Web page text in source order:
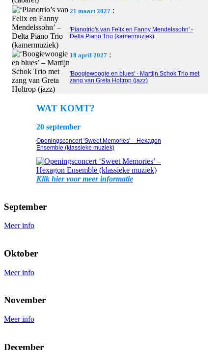
21 maart 2027 :
'Pianotrio's van Felix en Fanny Mendelssohn' -
Delta Piano Trio (kamermuziek)
18 april 2027 :
'Boogiewoogie en blues' - Martijn Schok Trio met
zang van Greta Holtrop (jazz)
WAT KOMT?
20 september
Openingsconcert 'Sweet Memories' – Hexagon
Ensemble (klassieke muziek)
Klik hier voor meer informatie
September
Meer info
Oktober
Meer info
November
Meer info
December